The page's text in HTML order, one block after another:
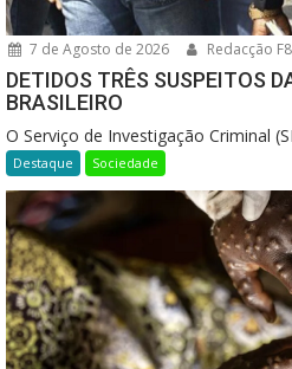
7 de Agosto de 2026 Redacção F8
DETIDOS TRÊS SUSPEITOS
BRASILEIRO
O Serviço de Investigação Criminal
Destaque Sociedade